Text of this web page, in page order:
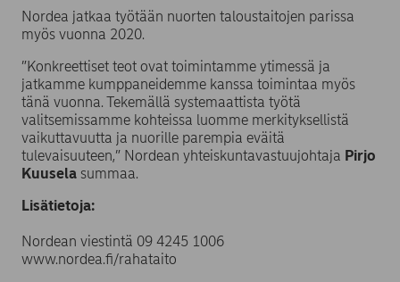
Nordea jatkaa työtään nuorten taloustaitojen parissa
myös vuonna 2020.
”Konkreettiset teot ovat toimintamme ytimessä ja
jatkamme kumppaneidemme kanssa toimintaa myös
tänä vuonna. Tekemällä systemaattista työtä
valitsemissamme kohteissa luomme merkityksellistä
vaikuttavuutta ja nuorille parempia eväitä
tulevaisuuteen,” Nordean yhteiskuntavastuujohtaja Pirjo
Kuusela summaa.
Lisätietoja:
Nordean viestintä 09 4245 1006
www.nordea.fi/rahataito